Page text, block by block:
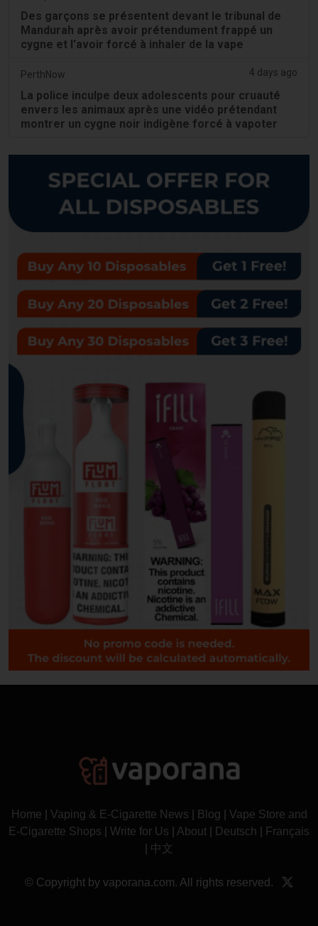
Des garçons se présentent devant le tribunal de
Mandurah après avoir prétendument frappé un
cygne et l'avoir forcé à inhaler de la vape
PerthNow 4 days ago
La police inculpe deux adolescents pour cruauté
envers les animaux après une vidéo prétendant
montrer un cygne noir indigène forcé à vapoter
Home Vaping & E-Cigarette News Blog
Vape Store and
E-Cigarette Shops
Write for Us About Deutsch
Français
中文
© Copyright by vaporana.com. All rights reserved.